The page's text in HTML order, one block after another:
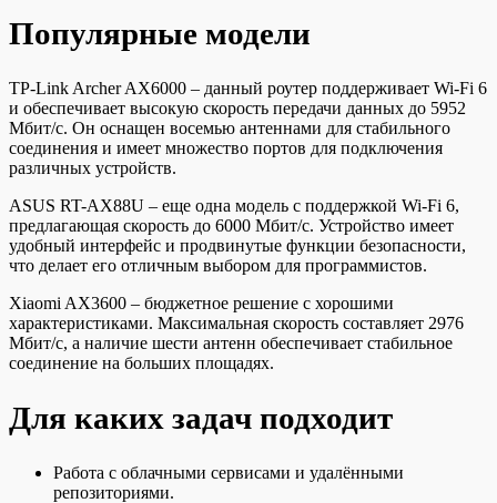
Популярные модели
TP-Link Archer AX6000 – данный роутер поддерживает Wi-Fi 6
и обеспечивает высокую скорость передачи данных до 5952
Мбит/с. Он оснащен восемью антеннами для стабильного
соединения и имеет множество портов для подключения
различных устройств.
ASUS RT-AX88U – еще одна модель с поддержкой Wi-Fi 6,
предлагающая скорость до 6000 Мбит/с. Устройство имеет
удобный интерфейс и продвинутые функции безопасности,
что делает его отличным выбором для программистов.
Xiaomi AX3600 – бюджетное решение с хорошими
характеристиками. Максимальная скорость составляет 2976
Мбит/с, а наличие шести антенн обеспечивает стабильное
соединение на больших площадях.
Для каких задач подходит
Работа с облачными сервисами и удалёнными
репозиториями.